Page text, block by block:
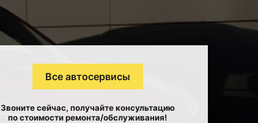
Все автосервисы
Звоните сейчас, получайте консультацию
по стоимости ремонта/обслуживания!